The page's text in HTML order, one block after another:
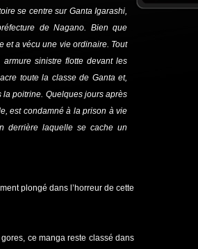
se centre sur Ganta Igarashi,
de Nagano. Bien que
et a vécu une vie ordinaire. Tout
sinistre flotte devant les
toute la classe de Ganta et,
poitrine. Quelques jours après
est condamné à la prison à vie
derrière laquelle se cache un
plongé dans l’horreur de cette
ce manga reste classé dans